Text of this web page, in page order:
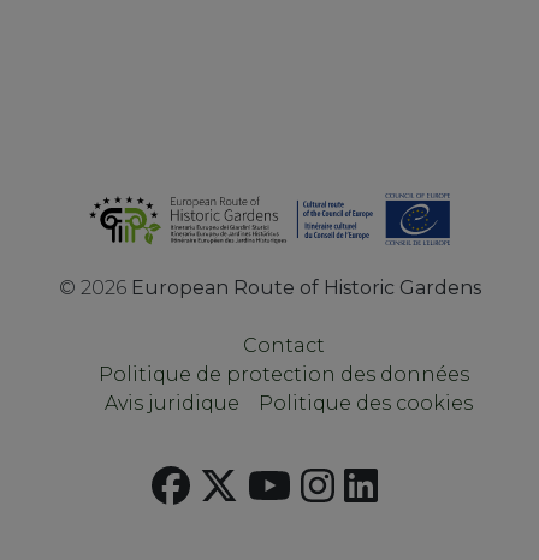
© 2026 European Route of Historic Gardens
Contact
Politique de protection des données
Avis juridique
Politique des cookies